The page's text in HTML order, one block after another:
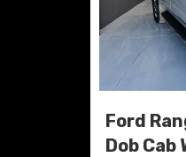
Ford
Dob Cab